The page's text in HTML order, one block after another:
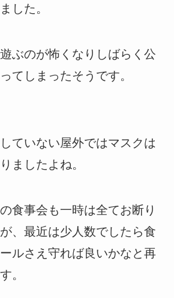
した。
ぶのが怖くなりしばらく公
てしまったそうです。
ていない屋外ではマスクは
ましたよね。
食事会も一時は全てお断り
、最近は少人数でしたら食
ルさえ守れば良いかなと再
。